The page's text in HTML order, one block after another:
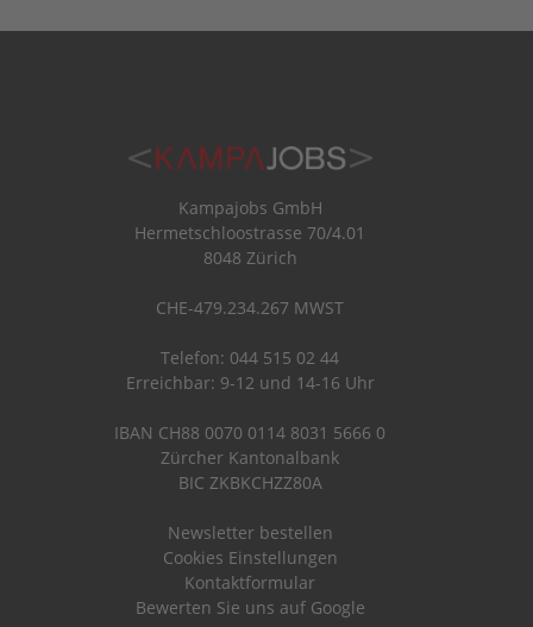
Kampajobs GmbH
Hermetschloostrasse 70/4.01
8048 Zürich
CHE-479.234.267 MWST
Telefon: 044 515 02 44
Erreichbar: 9-12 und 14-16 Uhr
IBAN CH88 0070 0114 8031 5666 0
Zürcher Kantonalbank
BIC ZKBKCHZZ80A
Newsletter bestellen
Cookies Einstellungen
Kontaktformular
Bewerten Sie uns auf Google